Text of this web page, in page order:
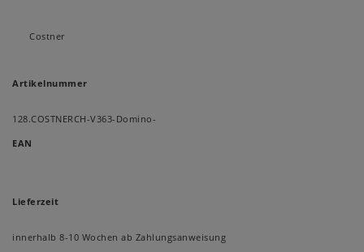
Costner
Artikelnummer
128.COSTNERCH-V363-Domino-
EAN
Lieferzeit
innerhalb 8-10 Wochen ab Zahlungsanweisung